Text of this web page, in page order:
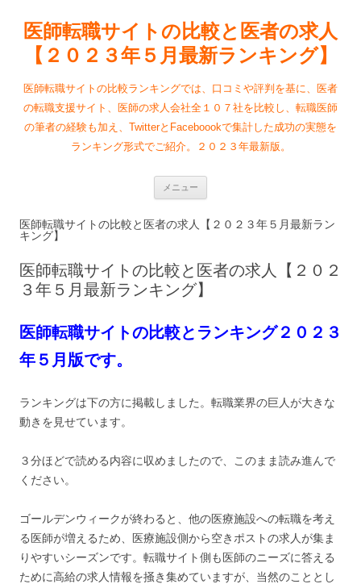
医師転職サイトの比較と医者の求人
【２０２３年５月最新ランキング】
医師転職サイトの比較ランキングでは、口コミや評判を基に、医者
の転職支援サイト、医師の求人会社全１０７社を比較し、転職医師
の筆者の経験も加え、TwitterとFaceboookで集計した成功の実態を
ランキング形式でご紹介。２０２３年最新版。
メニュー
ツ
キ
ッ
医師転職サイトの比較と医者の求人【２０２３年５月最新ラン
キング】
医師転職サイトの比較と医者の求人【２０２
３年５月最新ランキング】
医師転職サイトの比較とランキング２０２３
年５月 版です。
ランキングは下の方に掲載しました。転職業界の巨人が大きな
動きを見せています。
３分ほどで読める内容に収めましたので、このまま読み進んで
ください。
ゴールデンウィークが終わると、他の医療施設への転職を考え
る医師が増えるため、医療施設側から空きポストの求人が集ま
りやすいシーズンです。転職サイト側も医師のニーズに答える
ために高給の求人情報を掻き集めていますが、当然のこととし